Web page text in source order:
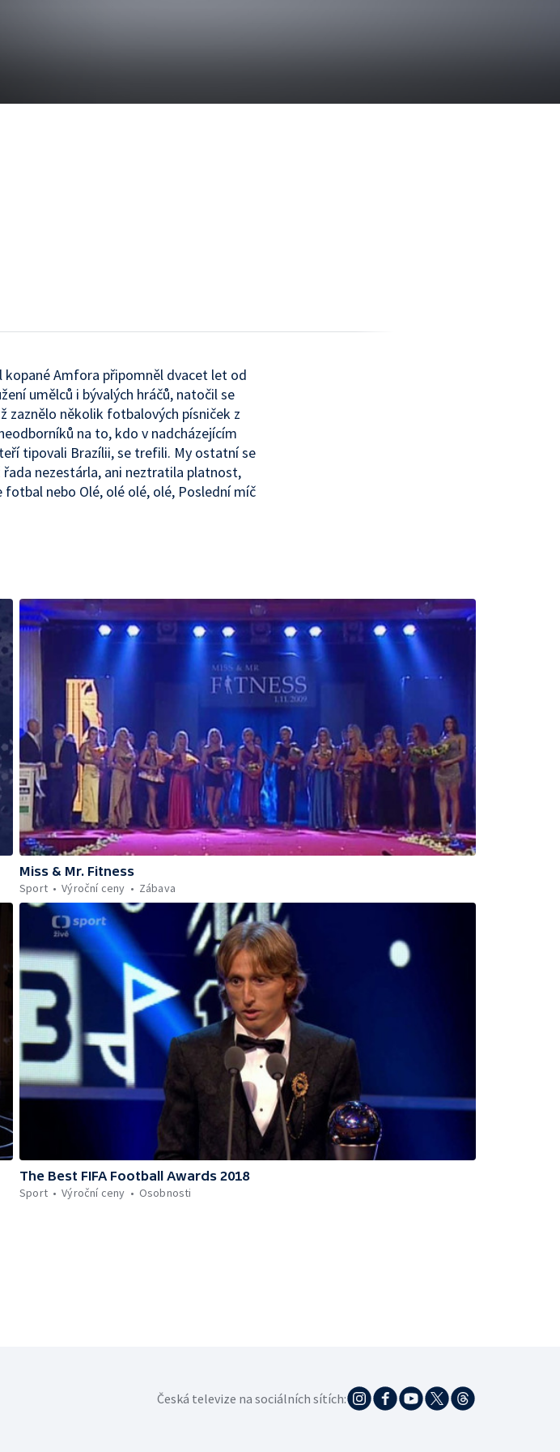
Amfora připomněl dvacet let od
umělců i bývalých hráčů, natočil se
zaznělo několik fotbalových písniček z
na to, kdo v nadcházejícím
tipovali Brazílii, se trefili. My ostatní se
nezestárla, ani neztratila platnost,
fotbal nebo Olé, olé olé, olé, Poslední míč
Miss & Mr. Fitness
Sport
Výroční ceny Zábava
The Best FIFA Football Awards 2018
Sport
Výroční ceny Osobnosti
Česká televize na sociálních sítích: